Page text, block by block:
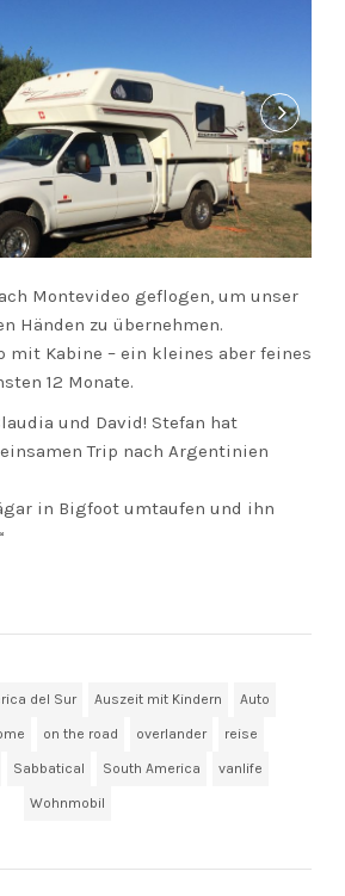
Montevideo geflogen, um unser
Händen zu übernehmen.
mit Kabine – ein kleines aber feines
12 Monate.
und David! Stefan hat
Trip nach Argentinien
in Bigfoot umtaufen und ihn
del Sur Auszeit mit Kindern Auto
on the road overlander reise
Sabbatical South America vanlife
Wohnmobil